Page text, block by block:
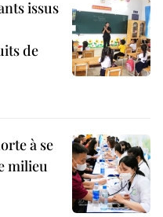
issus
de
à se
milieu